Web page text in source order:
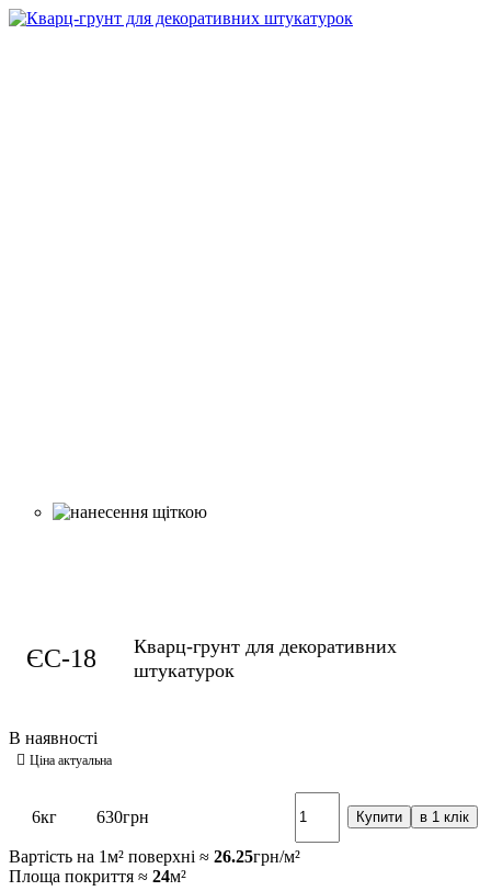
ЄС-18
Кварц-грунт для декоративних
штукатурок
6кг 630грн Купити в 1 клік
Вартість на 1м² поверхні ≈ 26.25грн/м²
Площа покриття ≈ 24м²